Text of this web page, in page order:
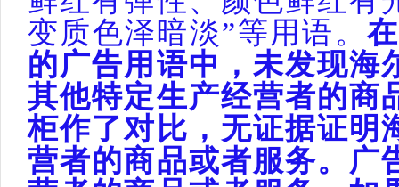
变质色泽暗淡”等用语。
的广告用语中，未发现海
其他特定生产经营者的商
柜作了对比，无证据证明
营者的商品或者服务。广